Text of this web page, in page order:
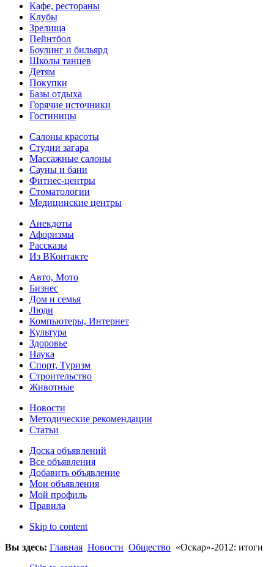
Кафе, рестораны
Клубы
Зрелища
Пейнтбол
Боулинг и бильярд
Школы танцев
Детям
Покупки
Базы отдыха
Горячие источники
Гостиницы
Салоны красоты
Студии загара
Массажные салоны
Сауны и бани
Фитнес-центры
Стоматологии
Медицинские центры
Анекдоты
Афоризмы
Рассказы
Из ВКонтакте
Авто, Мото
Бизнес
Дом и семья
Люди
Компьютеры, Интернет
Культура
Здоровье
Наука
Спорт, Туризм
Строительство
Животные
Новости
Методические рекомендации
Статьи
Доска объявлений
Все объявления
Добавить объявление
Мои объявления
Мой профиль
Правила
Skip to content
Вы здесь: Главная Новости Общество «Оскар»-2012: итоги